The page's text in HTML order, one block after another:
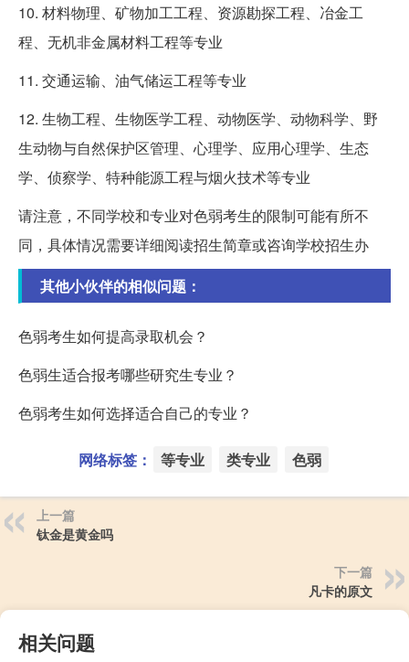
10. 材料物理、矿物加工工程、资源勘探工程、冶金工
程、无机非金属材料工程等专业
11. 交通运输、油气储运工程等专业
12. 生物工程、生物医学工程、动物医学、动物科学、野
生动物与自然保护区管理、心理学、应用心理学、生态
学、侦察学、特种能源工程与烟火技术等专业
请注意，不同学校和专业对色弱考生的限制可能有所不
同，具体情况需要详细阅读招生简章或咨询学校招生办
其他小伙伴的相似问题：
色弱考生如何提高录取机会？
色弱生适合报考哪些研究生专业？
色弱考生如何选择适合自己的专业？
网络标签： 等专业 类专业 色弱
上一篇
钛金是黄金吗
下一篇
凡卡的原文
相关问题